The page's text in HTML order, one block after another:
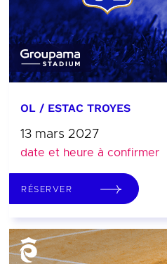
OL / ESTAC TROYES
13 mars 2027
date et heure à confirmer
RÉSERVER